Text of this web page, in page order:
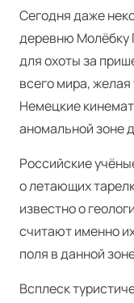
Сегодня даже
деревню Молёбку
для охоты за
всего мира,
Немецкие
аномальной зоне
Российские
о летающих
известно о
считают именно
поля в данной
Всплеск